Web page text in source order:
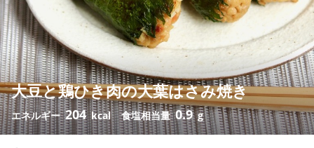
大豆と鶏ひき肉の大葉はさみ焼き
エネルギー204 kcal 食塩相当量0.9 g